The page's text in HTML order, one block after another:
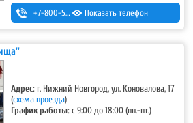
+7-800-500-32-89 ,+7 (831) 232-40-20
Показать телефон
Адрес: г. Нижний Новгород, ул. Коновалова, 17
(схема проезда)
График работы:с 9:00 до 18:00 (пн.-пт.)